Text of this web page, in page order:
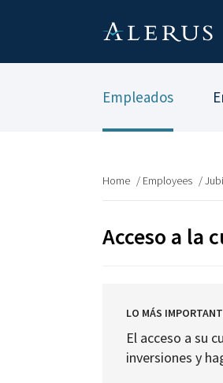
Empleados
Home / Employees /
Acceso a la
LO MÁS
El acceso a su
inversiones y